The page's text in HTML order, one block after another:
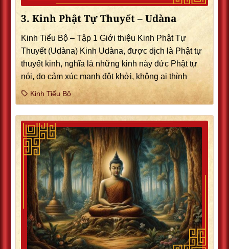
3. Kinh Phật Tự Thuyết – Udàna
Kinh Tiểu Bộ – Tập 1 Giới thiệu Kinh Phật Tự
Thuyết (Udàna) Kinh Udàna, được dịch là Phật tự
thuyết kinh, nghĩa là những kinh này đức Phật tự
nói, do cảm xúc mạnh đột khởi, không ai thỉnh
Kinh Tiểu Bộ